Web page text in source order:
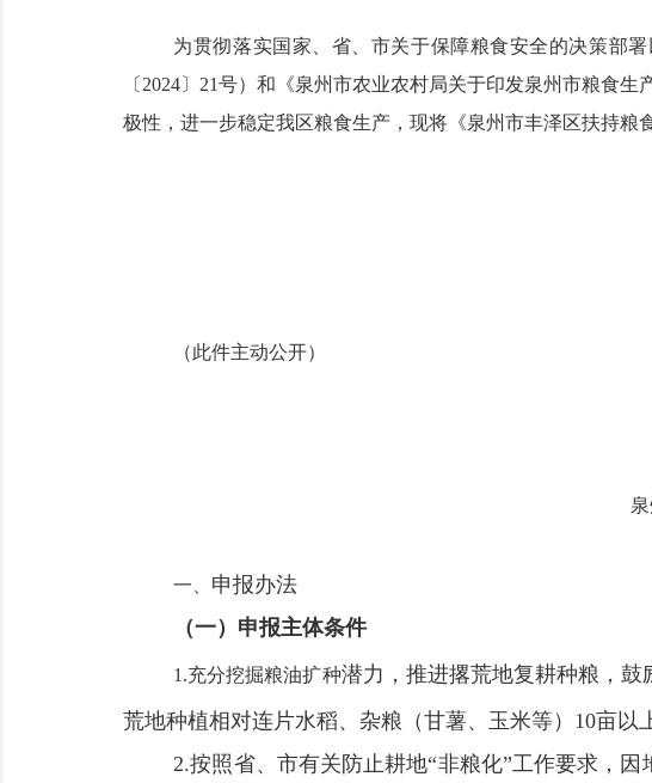
为贯彻落实国家、省、市关于保障粮食安全的决策部署
〔 2024〕 21号） 和 《泉州市农业农村局关于印发泉州市粮食生
极性，进一步稳定我区粮食生产，现将《泉州市丰泽区扶持粮
（此件主动公开）
一、 申报办法
（一）申报主体条件
1.充分挖掘粮油扩种潜力，推进撂荒地复耕种粮，鼓
荒地种植相对连片水稻、杂粮（甘薯、玉米等） 10亩以
2.按照省、市有关防止耕地“非粮化”工作要求，因